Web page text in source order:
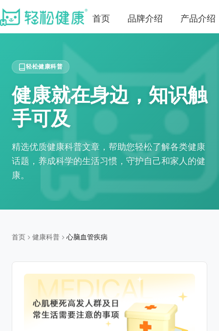
首页 品牌介绍 产品介绍
轻松健康科普
健康就在身边，知识触
手可及
精选优质健康科普文章，帮助您轻松了解各类健康
话题，养成科学的生活习惯，守护自己和家人的健
康。
首页 健康科普 心脑血管疾病